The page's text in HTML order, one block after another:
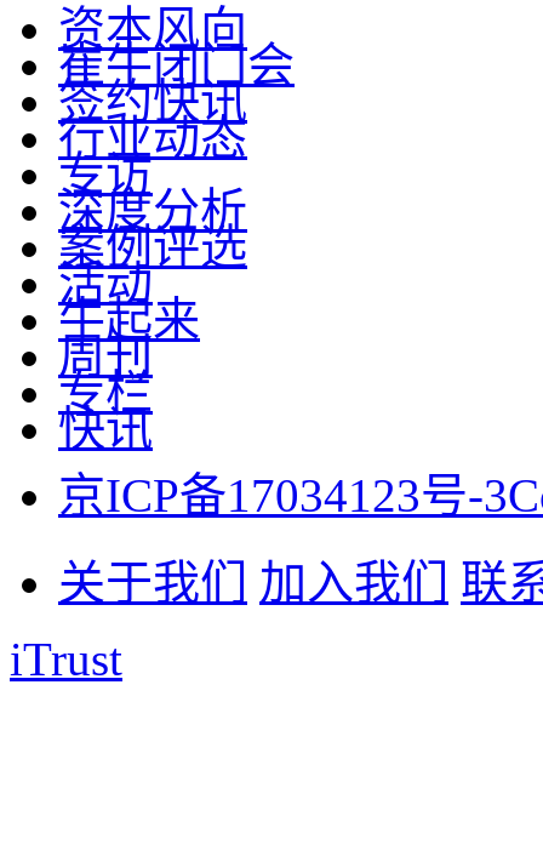
资本风向
崔牛闭门会
签约快讯
行业动态
专访
深度分析
案例评选
活动
牛起来
周刊
专栏
快讯
京ICP备17034123号-3
关于我们 加入我们 联
iTrust